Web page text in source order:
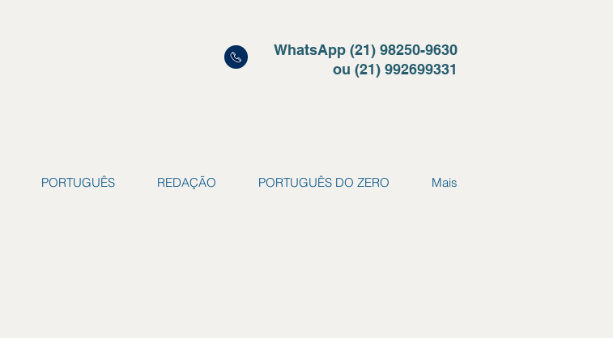
WhatsApp (21) 98250-9630
ou (21) 992699331
PORTUGUÊS REDAÇÃO PORTUGUÊS DO ZERO Mais